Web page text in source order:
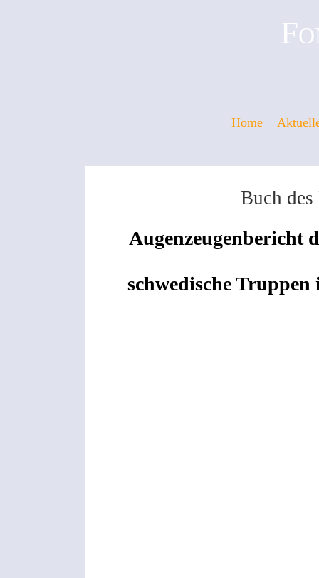
Home
Buch
Augenzeugenbericht
schwedische